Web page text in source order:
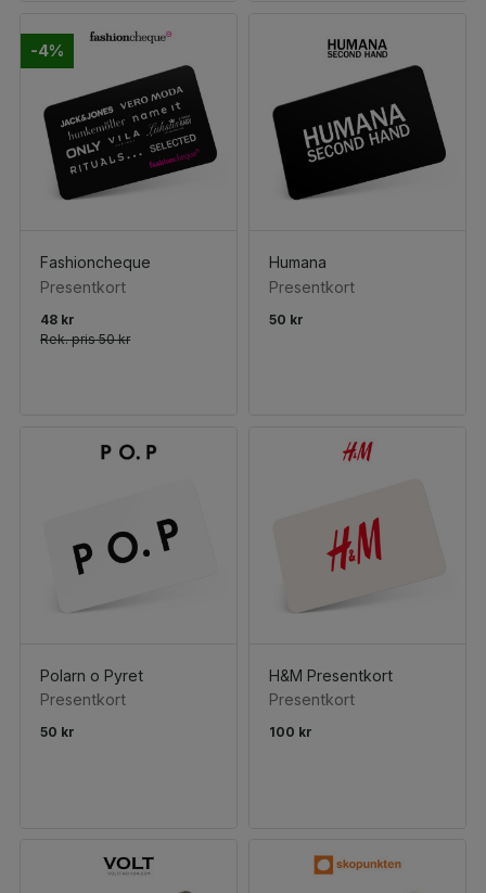
Fashioncheque
Presentkort
48 kr
Rek. pris 50 kr
-4%
Humana
Presentkort
50 kr
Polarn o Pyret
Presentkort
50 kr
H&M Presentkort
Presentkort
100 kr